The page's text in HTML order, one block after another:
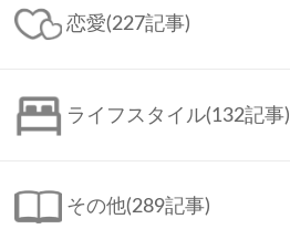
恋愛(227記事)
ライフスタイル(132記事)
その他(289記事)